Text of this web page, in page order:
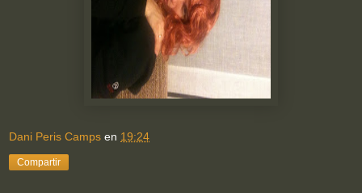
Dani Peris Camps en 19:24
Compartir